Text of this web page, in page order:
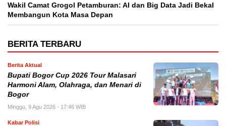
Wakil Camat Grogol Petamburan: AI dan Big Data Jadi Bekal
Membangun Kota Masa Depan
BERITA TERBARU
Berita Aktual
Bupati Bogor Cup 2026 Tour Malasari
Harmoni Alam, Olahraga, dan Menari di
Bogor
Minggu, 9 Agu 2026 - 17:46 WIB
Kabar Polisi